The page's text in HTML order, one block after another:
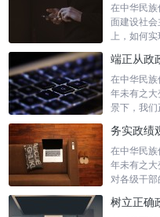
在中华民
面建设社
上，如何
在中华民
年未有之
景下，我们
在中华民
年未有之
对各级干部